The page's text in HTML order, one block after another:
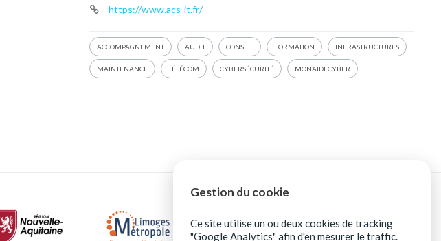
https://www.acs-it.fr/
ACCOMPAGNEMENT AUDIT CONSEIL FORMATION INFRASTRUCTURES
MAINTENANCE TÉLÉCOM CYBERSÉCURITÉ MONAIDECYBER
Gestion du cookie
Ce site utilise un ou deux cookies de tracking
"Google Analytics" afin d'en mesurer le traffic.